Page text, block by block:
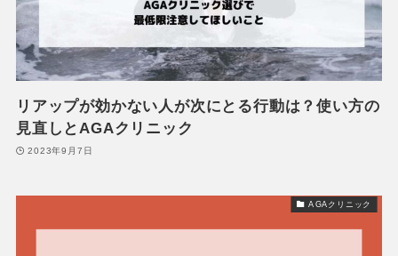
リアップが効かない人が次にとる行動は？使い方の
見直しとAGAクリニック
2023年9月7日
AGAクリニック